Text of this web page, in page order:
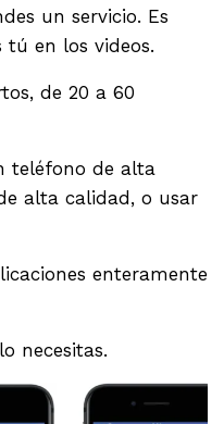
un servicio. Es
en los videos.
de 20 a 60
teléfono de alta
alta calidad, o usar
enteramente
necesitas.